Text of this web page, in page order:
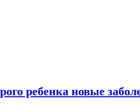
ребенка новые